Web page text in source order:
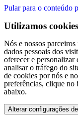
Pular para o conteúdo
Utilizamos cookies
Nós e nossos
dados pessoais dos
oferecer e
analisar o tráfego do
de cookies por nós e
preferências, clique
abaixo.
Alterar configurações